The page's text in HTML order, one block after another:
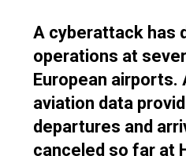
A cyberattack has
operations at
European airports.
aviation data
departures and
canceled so far at